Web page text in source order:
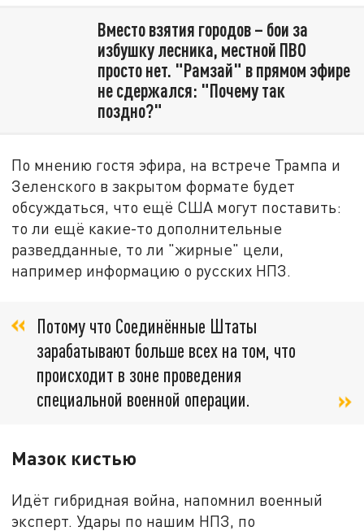
Вместо взятия городов – бои за
избушку лесника, местной ПВО
просто нет. "Рамзай" в прямом эфире
не сдержался: "Почему так
поздно?"
По мнению гостя эфира, на встрече Трампа и
Зеленского в закрытом формате будет
обсуждаться, что ещё США могут поставить:
то ли ещё какие-то дополнительные
разведданные, то ли "жирные" цели,
например информацию о русских НПЗ.
Потому что Соединённые Штаты
зарабатывают больше всех на том, что
происходит в зоне проведения
специальной военной операции.
Мазок кистью
Идёт гибридная война, напомнил военный
эксперт. Удары по нашим НПЗ, по